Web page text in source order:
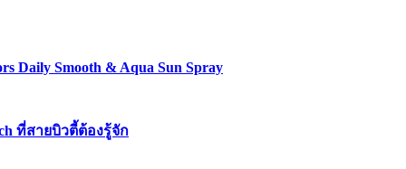
Daily Smooth & Aqua Sun Spray
ที่สายบิวตี้ต้องรู้จัก